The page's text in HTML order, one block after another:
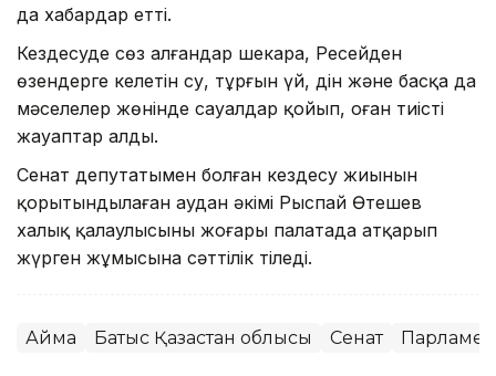
да хабардар етті.
Кездесуде сөз алғандар шекара, Ресейден
өзендерге келетін су, тұрғын үй, дін және басқа да
мәселелер жөнінде сауалдар қойып, оған тиісті
жауаптар алды.
Сенат депутатымен болған кездесу жиынын
қорытындылаған аудан әкімі Рыспай Өтешев
халық қалаулысының жоғары палатада атқарып
жүрген жұмысына сәттілік тіледі.
Аймақ Батыс Қазақстан облысы Сенат